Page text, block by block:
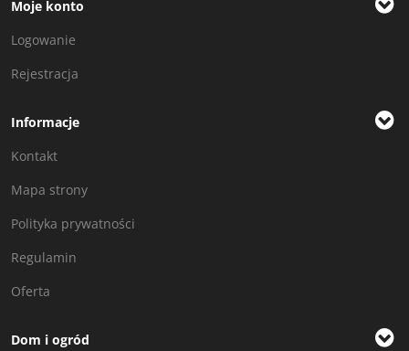
Moje konto
Logowanie
Rejestracja
Informacje
Kontakt
Mapa strony
Polityka prywatności
Regulamin
Oferta
Dom i ogród